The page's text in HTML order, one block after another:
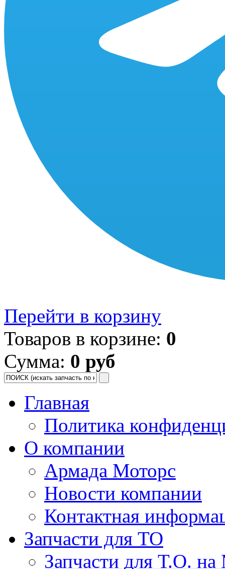
Перейти в корзину
Товаров в корзине: 0
Сумма: 0 руб
Главная
Политика
О компании
Армада Моторс
Новости компании
Контактная
Запчасти для ТО
Запчасти для Т.О. на